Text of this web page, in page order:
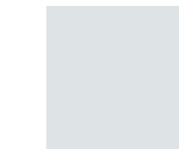
经济寒潮凶猛
市场环境不确